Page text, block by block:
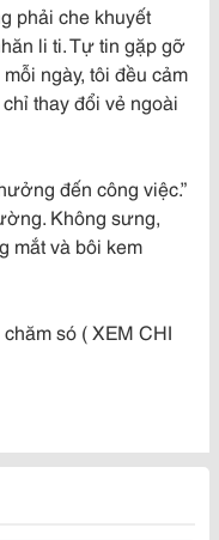
phải che khuyết
li ti. Tự tin gặp gỡ
ngày, tôi đều cảm
thay đổi vẻ ngoài
đến công việc.”
Không sưng,
mắt và bôi kem
só ( XEM CHI